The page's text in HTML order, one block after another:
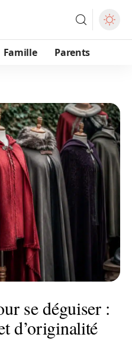
Famille Parents
se déguiser :
d’originalité